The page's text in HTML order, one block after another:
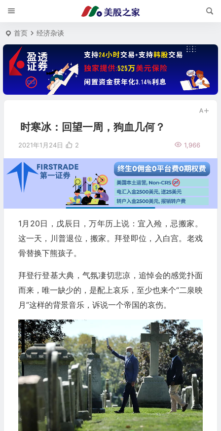
首页 经济杂谈
时寒冰：回望一周，狗血几何？
2021年1月24日 1,966
2
1月20日，戊辰日，万年历上说：宜入殓，忌搬家。
这一天，川普退位，搬家。拜登即位，入白宫。老戏
骨替换下熊孩子。
拜登行登基大典，气氛凄切悲凉，追悼会的感觉扑面
而来，唯一缺少的，是配上哀乐，至少也来个“二泉映
月”这样的背景音乐，诉说一个帝国的哀伤。